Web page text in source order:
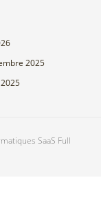
2025
SaaS Full